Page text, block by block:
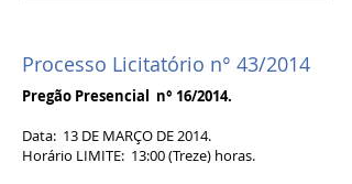
Processo Licitatório n° 43/2014
Pregão Presencial n° 16/2014.
Data: 13 DE MARÇO DE 2014.
Horário LIMITE: 13:00 (Treze) horas.